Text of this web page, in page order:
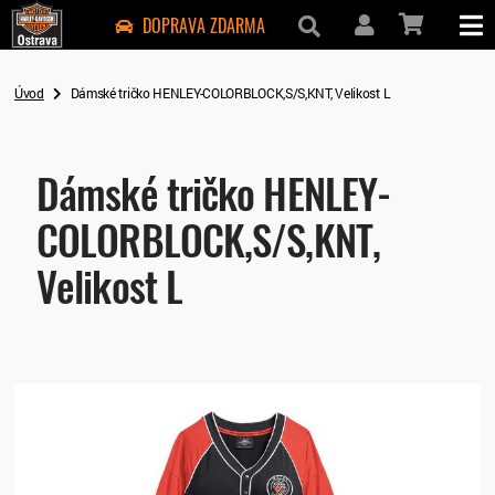
DOPRAVA ZDARMA
Úvod Dámské tričko HENLEY-COLORBLOCK,S/S,KNT, Velikost L
Dámské tričko HENLEY-
COLORBLOCK,S/S,KNT,
Velikost L